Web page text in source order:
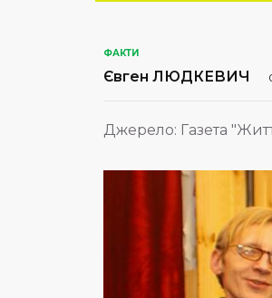
ФАКТИ
Євген ЛЮДКЕВИЧ
Джерело: Газета